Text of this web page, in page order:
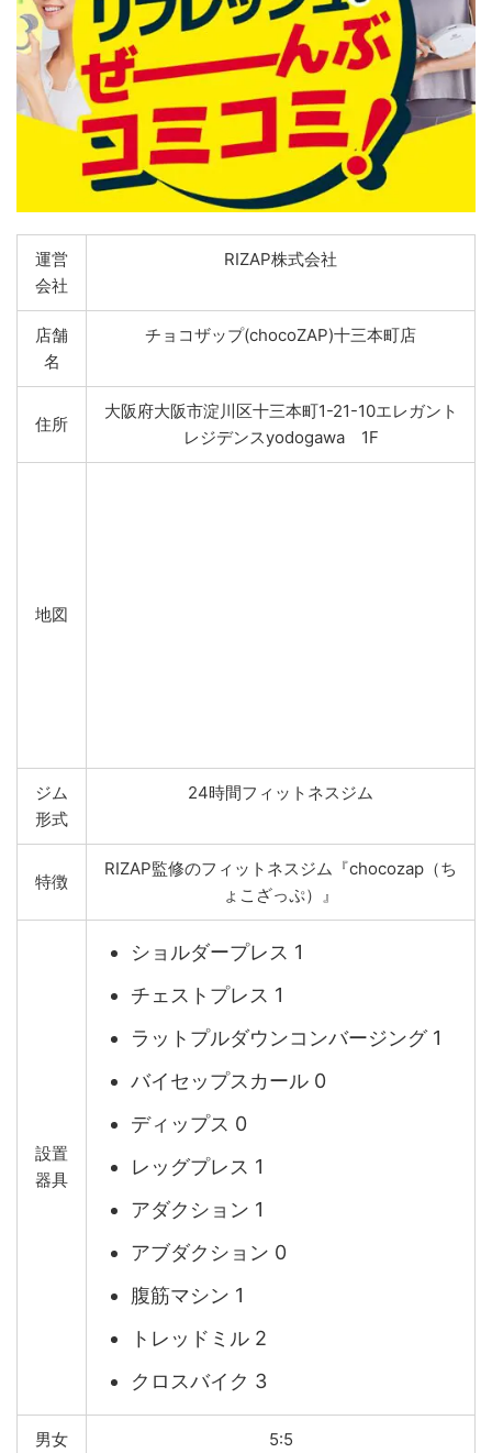
運営
会社
RIZAP株式会社
店舗
名
チョコザップ(chocoZAP)十三本町店
住所
大阪府大阪市淀川区十三本町1-21-10エレガント
レジデンスyodogawa 1F
地図
ジム
形式
24時間フィットネスジム
特徴
RIZAP監修のフィットネスジム『chocozap（ち
ょこざっぷ）』
設置
器具
ショルダープレス 1
チェストプレス 1
ラットプルダウンコンバージング 1
バイセップスカール 0
ディップス 0
レッグプレス 1
アダクション 1
アブダクション 0
腹筋マシン 1
トレッドミル 2
クロスバイク 3
男女
5:5